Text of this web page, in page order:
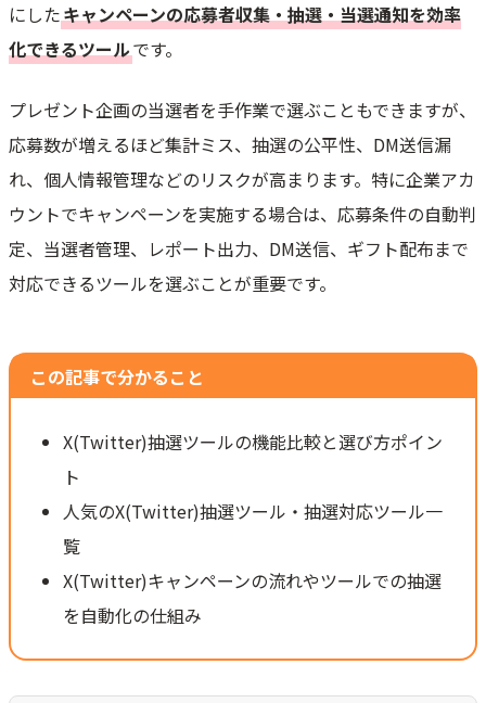
にしたキャンペーンの応募者収集・抽選・当選通知を効率
化できるツールです。
プレゼント企画の当選者を手作業で選ぶこともできますが、
応募数が増えるほど集計ミス、抽選の公平性、DM送信漏
れ、個人情報管理などのリスクが高まります。特に企業アカ
ウントでキャンペーンを実施する場合は、応募条件の自動判
定、当選者管理、レポート出力、DM送信、ギフト配布まで
対応できるツールを選ぶことが重要です。
この記事で分かること
X(Twitter)抽選ツールの機能比較と選び方ポイン
ト
人気のX(Twitter)抽選ツール・抽選対応ツール一
覧
X(Twitter)キャンペーンの流れやツールでの抽選
を自動化の仕組み